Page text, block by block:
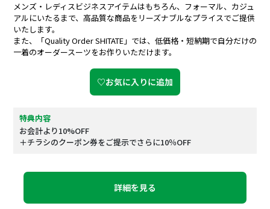
メンズ・レディスビジネスアイテムはもちろん、フォーマル、カジュ
アルにいたるまで、高品質な商品をリーズナブルなプライスでご提供
いたします。
また、「Quality Order SHITATE」では、低価格・短納期で自分だけの
一着のオーダースーツをお作りいただけます。
♡お気に入りに追加
特典内容
お会計より10%OFF
＋チラシのクーポン券をご提示でさらに10％OFF
詳細を見る